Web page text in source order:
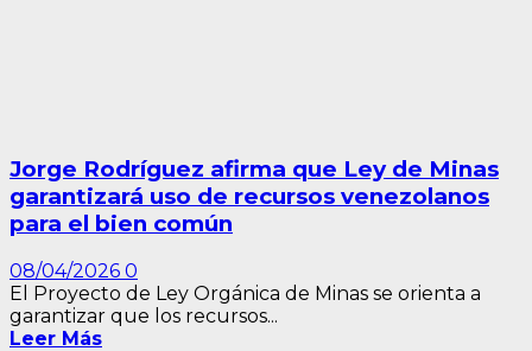
Jorge Rodríguez afirma que Ley de Minas
garantizará uso de recursos venezolanos
para el bien común
08/04/2026 0
El Proyecto de Ley Orgánica de Minas se orienta a
garantizar que los recursos...
Leer Más